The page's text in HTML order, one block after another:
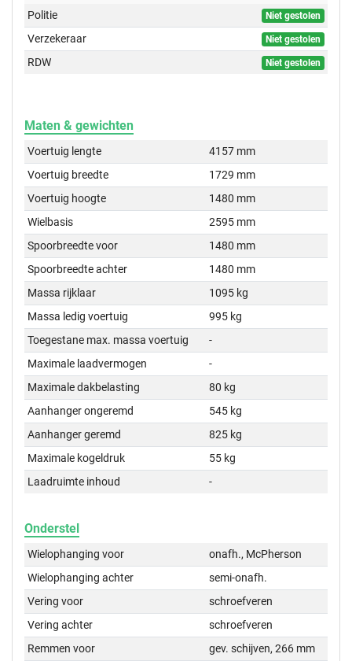
Politie Niet gestolen
Verzekeraar Niet gestolen
RDW Niet gestolen
Maten & gewichten
Voertuig lengte
4157 mm
Voertuig breedte
1729 mm
Voertuig hoogte
1480 mm
Wielbasis
2595 mm
Spoorbreedte voor
1480 mm
Spoorbreedte achter
1480 mm
Massa rijklaar
1095 kg
Massa ledig voertuig
995 kg
Toegestane max. massa voertuig
-
Maximale laadvermogen
-
Maximale dakbelasting
80 kg
Aanhanger ongeremd
545 kg
Aanhanger geremd
825 kg
Maximale kogeldruk
55 kg
Laadruimte inhoud
-
Onderstel
Wielophanging voor
onafh., McPherson
Wielophanging achter
semi-onafh.
Vering voor
schroefveren
Vering achter
schroefveren
Remmen voor
gev. schijven, 266 mm